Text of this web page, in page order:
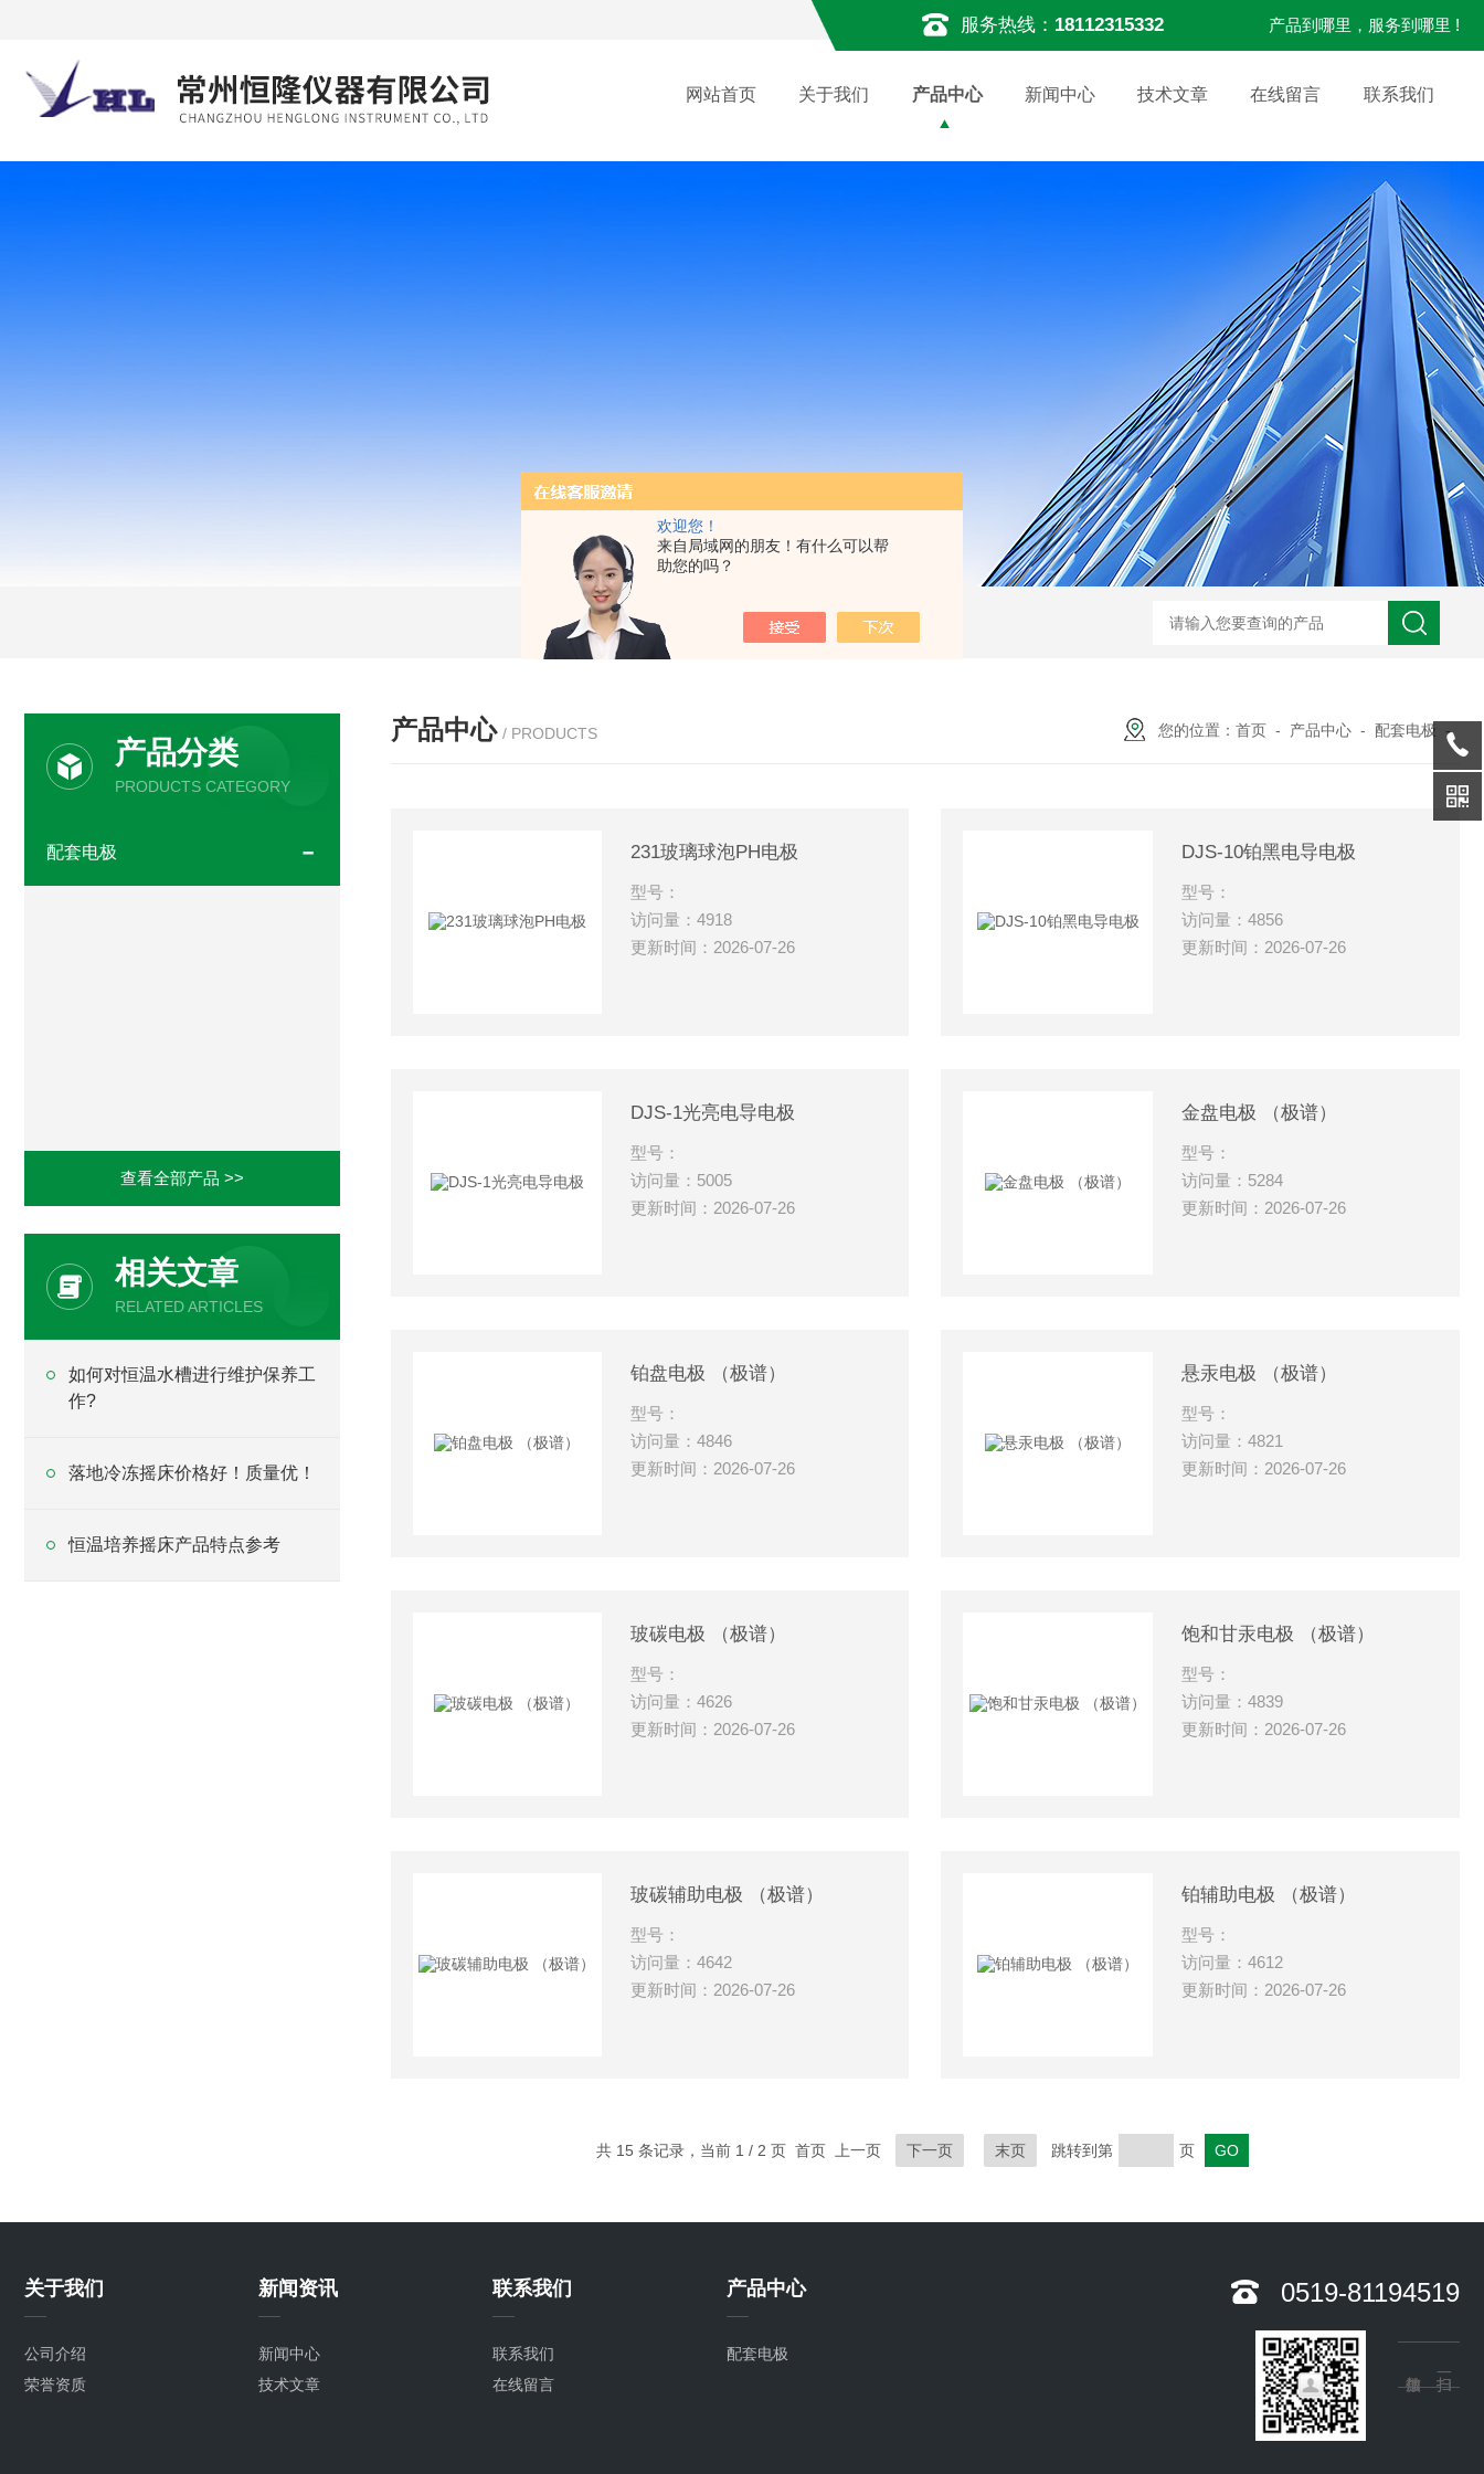
欢迎您！
来自局域网的朋友！有什么可以帮
助您的吗？
服务热线： 18112315332 产品到哪里，服务到哪里 !
网站首页 关于我们 产品中心 新闻中心 技术文章 在线留言 联系我们
产品分类
PRODUCTS CATEGORY
配套电极
查看全部产品 >>
相关文章
RELATED ARTICLES
如何对恒温水槽进行维护保养工
作?
落地冷冻摇床价格好！质量优！
恒温培养摇床产品特点参考
产品中心 / PRODUCTS 您的位置： 首页 - 产品中心 - 配套电极 -
231玻璃球泡PH电极
型号：
访问量：4918
更新时间：2026-07-26
DJS-10铂黑电导电极
型号：
访问量：4856
更新时间：2026-07-26
DJS-1光亮电导电极
型号：
访问量：5005
更新时间：2026-07-26
金盘电极 （极谱）
型号：
访问量：5284
更新时间：2026-07-26
铂盘电极 （极谱）
型号：
访问量：4846
更新时间：2026-07-26
悬汞电极 （极谱）
型号：
访问量：4821
更新时间：2026-07-26
玻碳电极 （极谱）
型号：
访问量：4626
更新时间：2026-07-26
饱和甘汞电极 （极谱）
型号：
访问量：4839
更新时间：2026-07-26
玻碳辅助电极 （极谱）
型号：
访问量：4642
更新时间：2026-07-26
铂辅助电极 （极谱）
型号：
访问量：4612
更新时间：2026-07-26
共 15 条记录，当前 1 / 2 页 首页 上一页 下一页 末页 跳转到第 页
关于我们
公司介绍
荣誉资质
新闻资讯
新闻中心
技术文章
联系我们
联系我们
在线留言
产品中心
配套电极
0519-81194519